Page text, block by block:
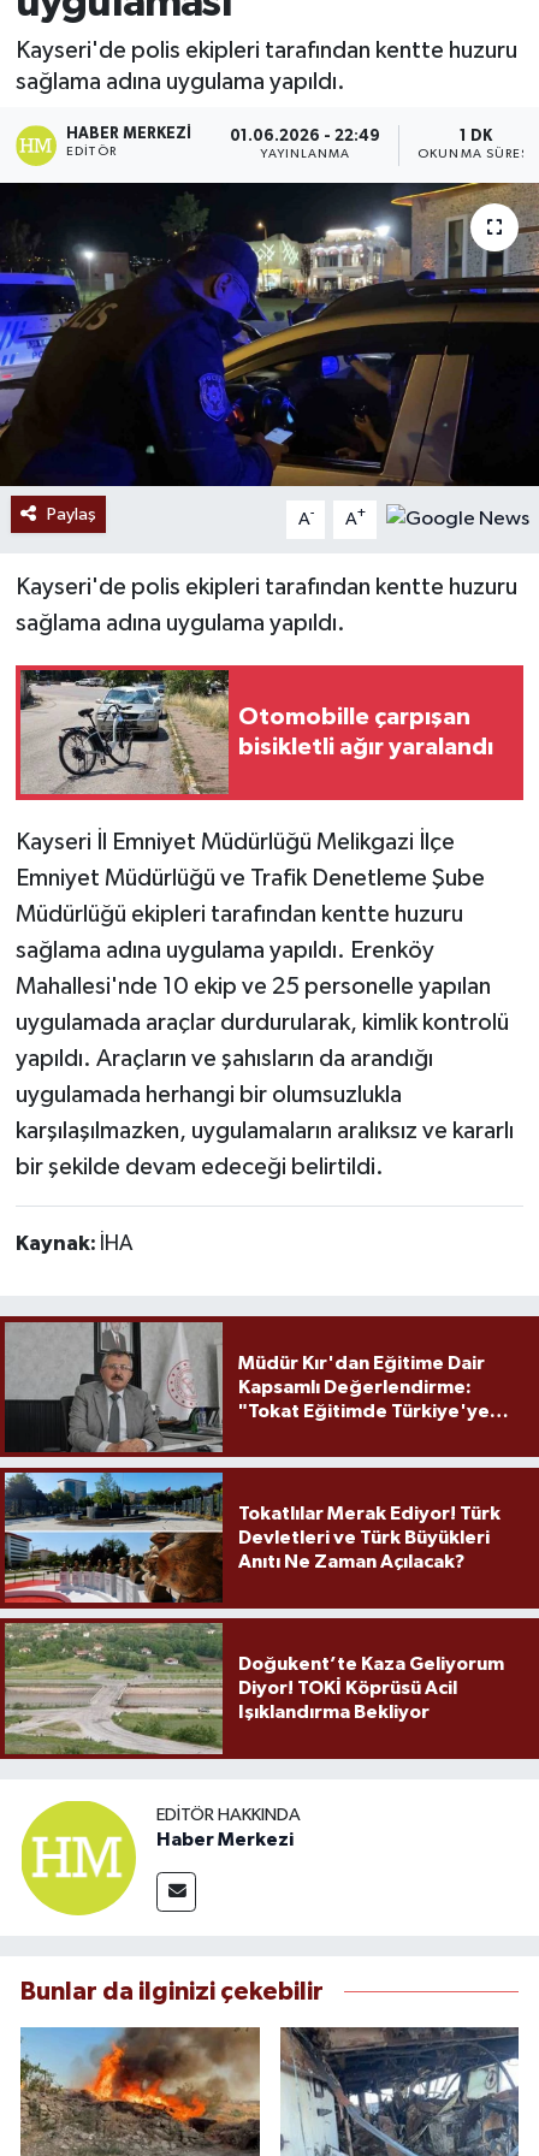
Kayseri'de polis ekipleri tarafından kentte huzuru
sağlama adına uygulama yapıldı.
HABER MERKEZI
EDITÖR
01.06.2026 - 22:49
YAYINLANMA
1 DK
OKUNMA SÜRESI
Paylaş A- A+
Kayseri'de polis ekipleri tarafından kentte huzuru
sağlama adına uygulama yapıldı.
Otomobille çarpışan
bisikletli ağır yaralandı
Kayseri İl Emniyet Müdürlüğü Melikgazi İlçe
Emniyet Müdürlüğü ve Trafik Denetleme Şube
Müdürlüğü ekipleri tarafından kentte huzuru
sağlama adına uygulama yapıldı. Erenköy
Mahallesi'nde 10 ekip ve 25 personelle yapılan
uygulamada araçlar durdurularak, kimlik kontrolü
yapıldı. Araçların ve şahısların da arandığı
uygulamada herhangi bir olumsuzlukla
karşılaşılmazken, uygulamaların aralıksız ve kararlı
bir şekilde devam edeceği belirtildi.
Kaynak: İHA
Müdür Kır'dan Eğitime Dair
Kapsamlı Değerlendirme:
"Tokat Eğitimde Türkiye'ye
Tokatlılar Merak Ediyor! Türk
Devletleri ve Türk Büyükleri
Anıtı Ne Zaman Açılacak?
Doğukent’te Kaza Geliyorum
Diyor! TOKİ Köprüsü Acil
Işıklandırma Bekliyor
EDITÖR HAKKINDA
Haber Merkezi
Bunlar da ilginizi çekebilir
Ekonomi